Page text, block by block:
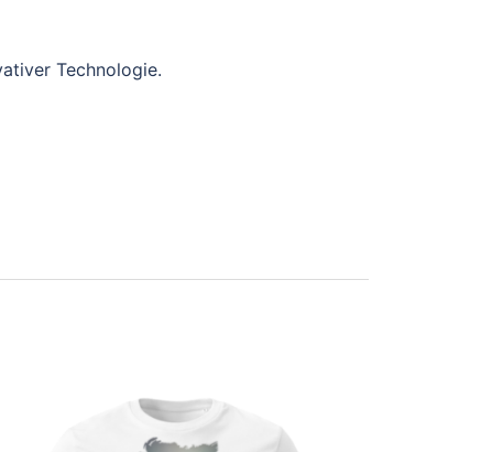
Technologie.